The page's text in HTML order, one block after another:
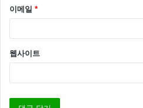
례 만나 6번 승리를 했다.
이메일 *
웹사이트